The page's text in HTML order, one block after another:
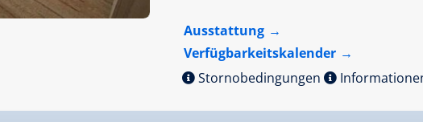
Ausstattung
Verfügbarkeitskalender
Stornobedingungen